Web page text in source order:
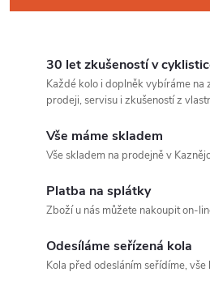
30 let zkušeností v
Každé kolo i doplněk vybíráme
prodeji, servisu i zkušeností z
Vše máme skladem
Vše skladem na prodejně v
Platba na splátky
Zboží u nás můžete nakoupit on-
Odesíláme seřízená kola
Kola před odesláním seřídíme, vše